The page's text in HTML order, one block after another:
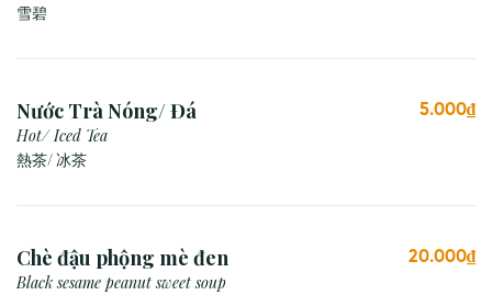
雪碧
Nước Trà Nóng/ Đá
Hot/ Iced Tea
熱茶/ 冰茶
5.000₫
Chè đậu phộng mè đen
Black sesame peanut sweet soup
20.000₫